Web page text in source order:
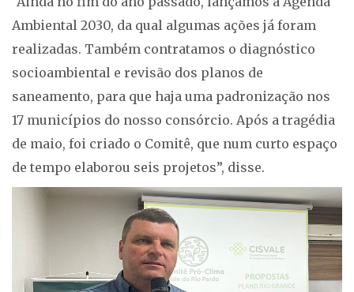
Ambiental 2030, da qual algumas ações já foram
realizadas. Também contratamos o diagnóstico
socioambiental e revisão dos planos de
saneamento, para que haja uma padronização nos
17 municípios do nosso consórcio. Após a tragédia
de maio, foi criado o Comitê, que num curto espaço
de tempo elaborou seis projetos”, disse.